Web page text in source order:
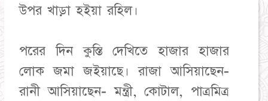
উপর খাড়া হইয়া রহিল।
পরের দিন কুস্তি দেখিতে হাজার হাজার
লোক জমা জইয়াছে। রাজা আসিয়াছেন-
রানী আসিয়াছেন- মন্ত্রী, কোটাল, পাত্রমিত্র